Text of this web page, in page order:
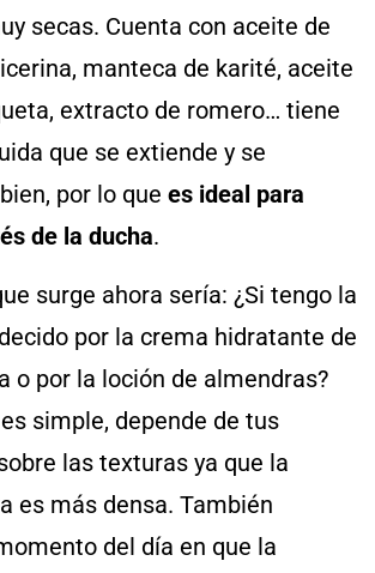
secas. Cuenta con aceite de
manteca de karité, aceite
extracto de romero… tiene
que se extiende y se
por lo que es ideal para
de la ducha.
surge ahora sería: ¿Si tengo la
por la crema hidratante de
o por la loción de almendras?
simple, depende de tus
las texturas ya que la
es más densa. También
del día en que la